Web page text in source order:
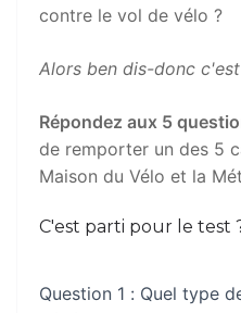
contre le vol de vélo ?
Alors ben dis-donc
Répondez aux 5
de remporter un des 5
Maison du Vélo et la
C'est parti pour le test
Question 1 : Quel type